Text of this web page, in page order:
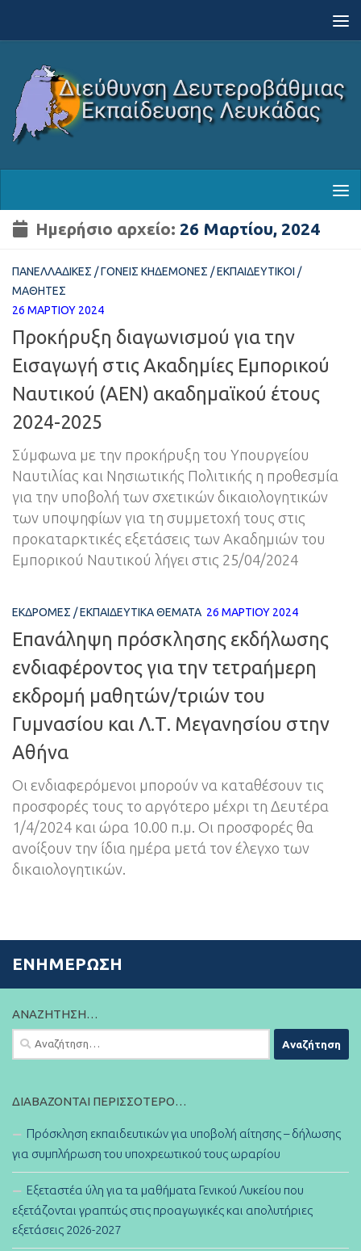
Ημερήσιο αρχείο: 26 Μαρτίου, 2024
ΠΑΝΕΛΛΑΔΙΚΈΣ /ΓΟΝΕΊΣ ΚΗΔΕΜΌΝΕΣ /ΕΚΠΑΙΔΕΥΤΙΚΟΊ /
ΜΑΘΗΤΈΣ
26 ΜΑΡΤΊΟΥ 2024
Προκήρυξη διαγωνισμού για την
Εισαγωγή στις Ακαδημίες Εμπορικού
Ναυτικού (ΑΕΝ) ακαδημαϊκού έτους
2024-2025
Σύμφωνα με την προκήρυξη του Υπουργείου
Ναυτιλίας και Νησιωτικής Πολιτικής η προθεσμία
για την υποβολή των σχετικών δικαιολογητικών
των υποψηφίων για τη συμμετοχή τους στις
προκαταρκτικές εξετάσεις των Ακαδημιών του
Εμπορικού Ναυτικού λήγει στις 25/04/2024
ΕΚΔΡΟΜΈΣ /ΕΚΠΑΙΔΕΥΤΙΚΆ ΘΈΜΑΤΑ 26 ΜΑΡΤΊΟΥ 2024
Επανάληψη πρόσκλησης εκδήλωσης
ενδιαφέροντος για την τετραήμερη
εκδρομή μαθητών/τριών του
Γυμνασίου και Λ.Τ. Μεγανησίου στην
Αθήνα
Οι ενδιαφερόμενοι μπορούν να καταθέσουν τις
προσφορές τους το αργότερο μέχρι τη Δευτέρα
1/4/2024 και ώρα 10.00 π.μ. Οι προσφορές θα
ανοίξουν την ίδια ημέρα μετά τον έλεγχο των
δικαιολογητικών.
ΕΝΗΜΈΡΩΣΗ
ΑΝΑΖΉΤΗΣΗ…
Αναζήτηση
για:
ΔΙΑΒΆΖΟΝΤΑΙ ΠΕΡΙΣΣΌΤΕΡΟ…
Πρόσκληση εκπαιδευτικών για υποβολή αίτησης – δήλωσης
για συμπλήρωση του υποχρεωτικού τους ωραρίου
Εξεταστέα ύλη για τα μαθήματα Γενικού Λυκείου που
εξετάζονται γραπτώς στις προαγωγικές και απολυτήριες
εξετάσεις 2026-2027